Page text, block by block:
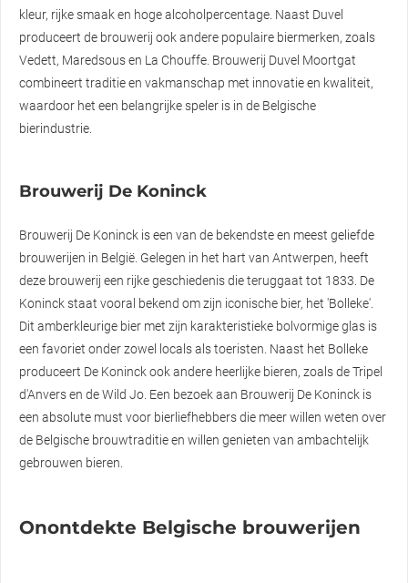
kleur, rijke smaak en hoge alcoholpercentage. Naast Duvel
produceert de brouwerij ook andere populaire biermerken, zoals
Vedett, Maredsous en La Chouffe. Brouwerij Duvel Moortgat
combineert traditie en vakmanschap met innovatie en kwaliteit,
waardoor het een belangrijke speler is in de Belgische
bierindustrie.
Brouwerij De Koninck
Brouwerij De Koninck is een van de bekendste en meest geliefde
brouwerijen in België. Gelegen in het hart van Antwerpen, heeft
deze brouwerij een rijke geschiedenis die teruggaat tot 1833. De
Koninck staat vooral bekend om zijn iconische bier, het 'Bolleke'.
Dit amberkleurige bier met zijn karakteristieke bolvormige glas is
een favoriet onder zowel locals als toeristen. Naast het Bolleke
produceert De Koninck ook andere heerlijke bieren, zoals de Tripel
d'Anvers en de Wild Jo. Een bezoek aan Brouwerij De Koninck is
een absolute must voor bierliefhebbers die meer willen weten over
de Belgische brouwtraditie en willen genieten van ambachtelijk
gebrouwen bieren.
Onontdekte Belgische brouwerijen